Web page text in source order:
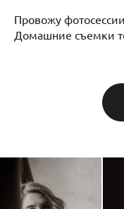
Провожу
Домашние съемки